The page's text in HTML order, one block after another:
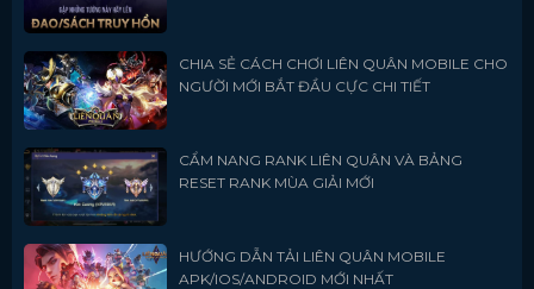
CHIA SẺ CÁCH CHƠI LIÊN QUÂN MOBILE CHO
NGƯỜI MỚI BẮT ĐẦU CỰC CHI TIẾT
CẨM NANG RANK LIÊN QUÂN VÀ BẢNG
RESET RANK MÙA GIẢI MỚI
HƯỚNG DẪN TẢI LIÊN QUÂN MOBILE
APK/IOS/ANDROID MỚI NHẤT